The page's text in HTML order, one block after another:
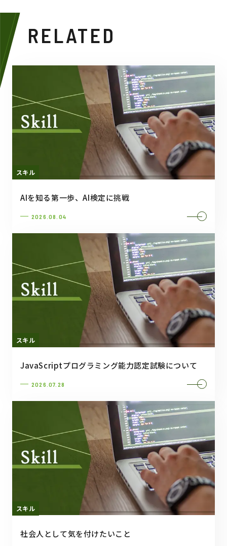
RELATED
スキル
AIを知る第一歩、AI検定に挑戦
2026.08.04
スキル
JavaScriptプログラミング能力認定試験について
2026.07.28
スキル
社会人として気を付けたいこと